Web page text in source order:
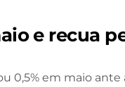
e recua
0,5% em maio